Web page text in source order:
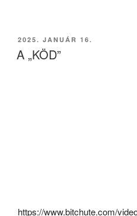
BEKÜLDVE:
2025. JANUÁR 16.
A „KÖD”
https://www.bitchute.com/